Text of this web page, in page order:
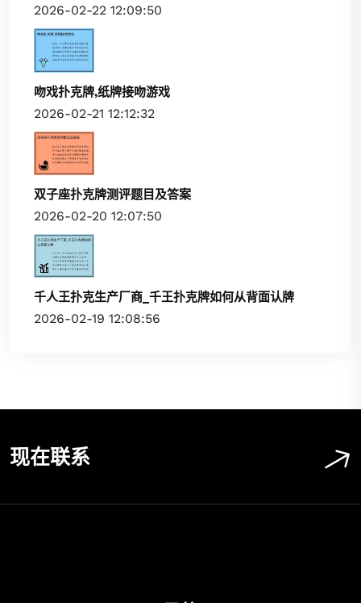
2026-02-22 12:09:50
吻戏扑克牌,纸牌接吻游戏
2026-02-21 12:12:32
双子座扑克牌测评题目及答案
2026-02-20 12:07:50
千人王扑克生产厂商_千王扑克牌如何从背面认牌
2026-02-19 12:08:56
现在联系